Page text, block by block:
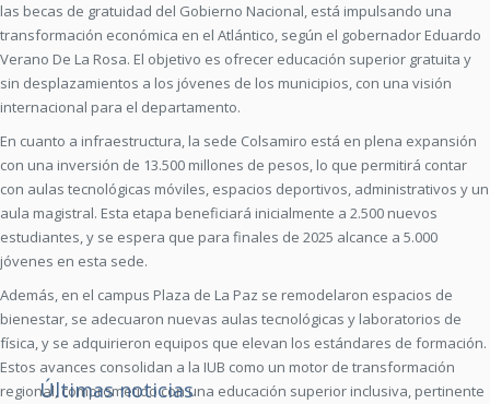
las becas de gratuidad del Gobierno Nacional, está impulsando una
transformación económica en el Atlántico, según el gobernador Eduardo
Verano De La Rosa. El objetivo es ofrecer educación superior gratuita y
sin desplazamientos a los jóvenes de los municipios, con una visión
internacional para el departamento.
En cuanto a infraestructura, la sede Colsamiro está en plena expansión
con una inversión de 13.500 millones de pesos, lo que permitirá contar
con aulas tecnológicas móviles, espacios deportivos, administrativos y un
aula magistral. Esta etapa beneficiará inicialmente a 2.500 nuevos
estudiantes, y se espera que para finales de 2025 alcance a 5.000
jóvenes en esta sede.
Además, en el campus Plaza de La Paz se remodelaron espacios de
bienestar, se adecuaron nuevas aulas tecnológicas y laboratorios de
física, y se adquirieron equipos que elevan los estándares de formación.
Estos avances consolidan a la IUB como un motor de transformación
regional, comprometido con una educación superior inclusiva, pertinente
Últimas noticias